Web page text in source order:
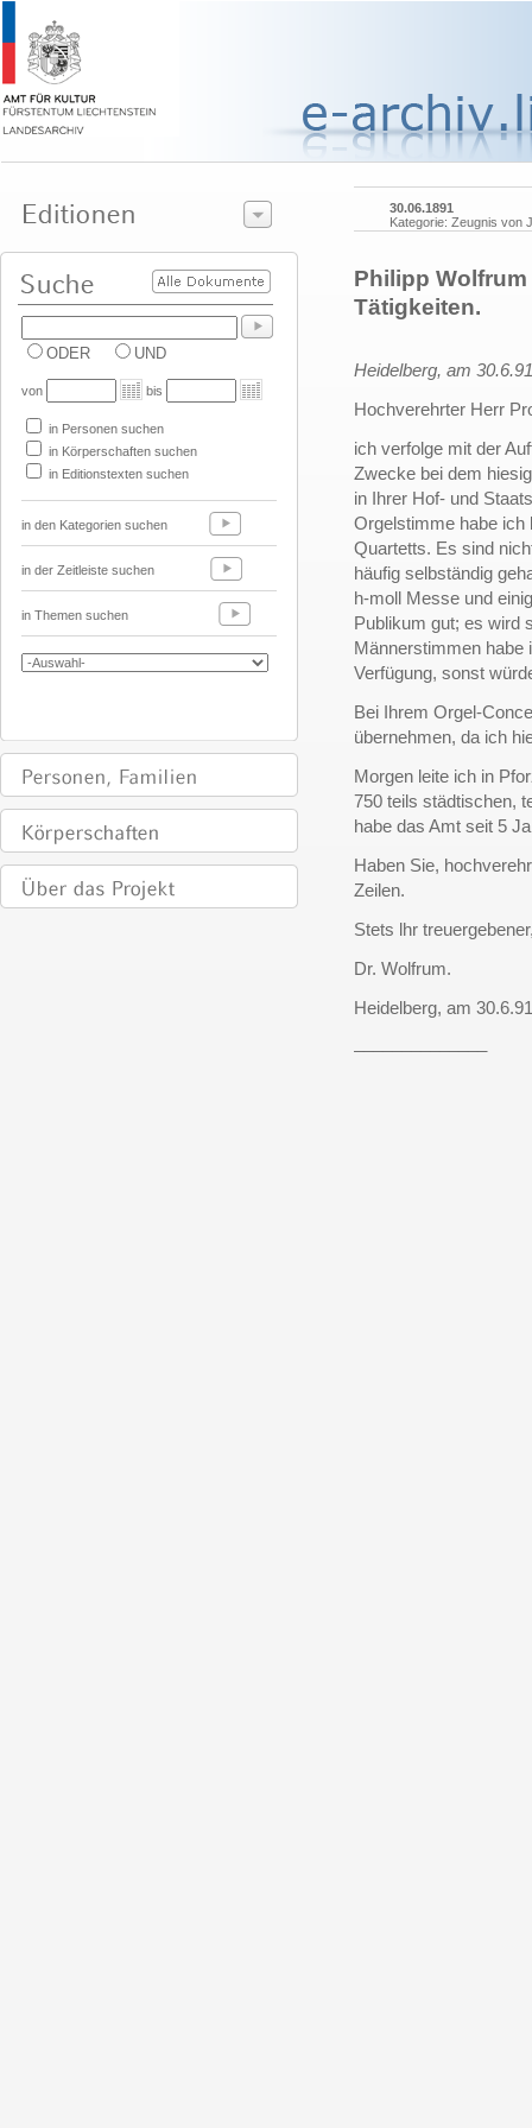
ODER UND
von bis
in Personen suchen
in Körperschaften suchen
in Editionstexten suchen
in den Kategorien suchen
in der Zeitleiste suchen
in Themen suchen
30.06.1891
Kategorie: Zeugnis von
Philipp
Tätigkeiten.
Heidelberg, am 30.6.91
Hochverehrter Herr
ich verfolge mit der
Zwecke bei dem
in Ihrer Hof- und
Orgelstimme habe ich
Quartetts. Es sind
häufig selbständig
h-moll Messe und
Publikum gut; es wird
Männerstimmen habe
Verfügung, sonst
Bei Ihrem Orgel-
übernehmen, da ich
Morgen leite ich in
750 teils städtischen,
habe das Amt seit 5
Haben Sie,
Zeilen.
Stets lhr
Dr. Wolfrum.
Heidelberg, am 30.6.91